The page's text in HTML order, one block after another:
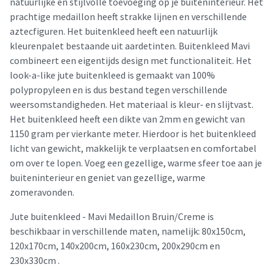
prachtige medaillon heeft strakke lijnen en verschillende
aztecfiguren. Het buitenkleed heeft een natuurlijk
kleurenpalet bestaande uit aardetinten. Buitenkleed Mavi
combineert een eigentijds design met functionaliteit. Het
look-a-like jute buitenkleed is gemaakt van 100%
polypropyleen en is dus bestand tegen verschillende
weersomstandigheden. Het materiaal is kleur- en slijtvast.
Het buitenkleed heeft een dikte van 2mm en gewicht van
1150 gram per vierkante meter. Hierdoor is het buitenkleed
licht van gewicht, makkelijk te verplaatsen en comfortabel
om over te lopen. Voeg een gezellige, warme sfeer toe aan je
buiteninterieur en geniet van gezellige, warme
zomeravonden.
Jute buitenkleed - Mavi Medaillon Bruin/Creme is
beschikbaar in verschillende maten, namelijk: 80x150cm,
120x170cm, 140x200cm, 160x230cm, 200x290cm en
230x330cm .